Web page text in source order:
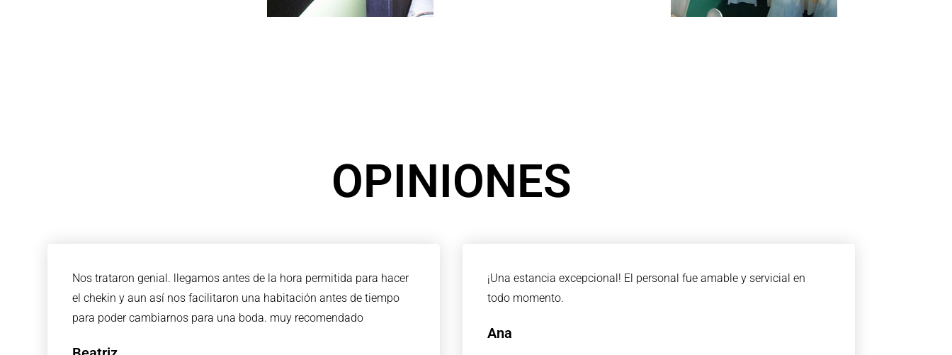
OPINIONES
Nos trataron genial. llegamos antes de la hora permitida para hacer
el chekin y aun así nos facilitaron una habitación antes de tiempo
para poder cambiarnos para una boda. muy recomendado
¡Una estancia excepcional! El personal fue amable y servicial en
todo momento.
Ana